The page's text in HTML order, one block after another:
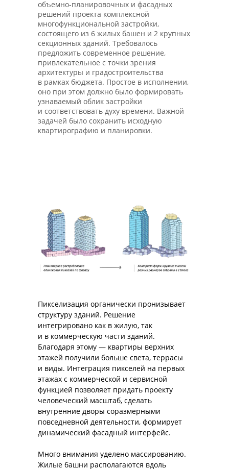
объемно-­планировочных и фасадных
решений проекта комплексной
многофункциональной застройки,
состоящего из 6 жилых башен и 2 крупных
секционных зданий. Требовалось
предложить современное решение,
привлекательное с точки зрения
архитектуры и градостроительства
в рамках бюджета. Простое в исполнении,
оно при этом должно было формировать
узнаваемый облик застройки
и соответствовать духу времени. Важной
задачей было сохранить исходную
квартирографию и планировки.
Пикселизация органически пронизывает
структуру зданий. Решение
интегрировано как в жилую, так
и в коммерческую части зданий.
Благодаря этому — квартиры верхних
этажей получили больше света, террасы
и виды. Интеграция пикселей на первых
этажах с коммерческой и сервисной
функцией позволяет придать проекту
человеческий масштаб, сделать
внутренние дворы соразмерными
повседневной деятельности, формирует
динамический фасадный интерфейс.
Много внимания уделено массированию.
Жилые башни располагаются вдоль